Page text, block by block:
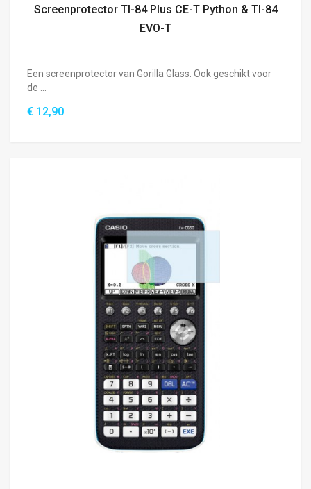
Screenprotector TI-84 Plus CE-T Python & TI-84
EVO-T
Een screenprotector van Gorilla Glass. Ook geschikt voor
de ...
€ 12,90